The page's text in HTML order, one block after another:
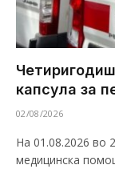
капсула за
02/08/2026
На 01.08.2026 во
медицинска